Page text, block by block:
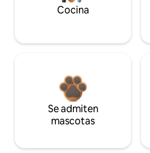
Cocina
Se admiten
mascotas